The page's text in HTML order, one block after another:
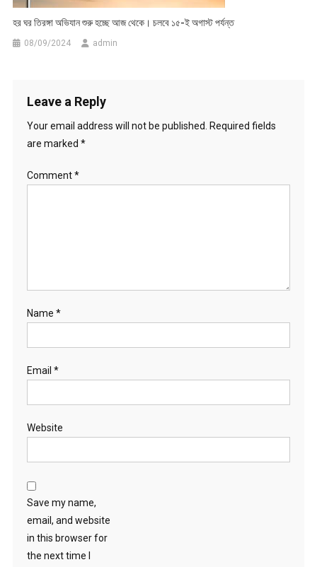
হর ঘর তিরঙ্গা অভিযান শুরু হচ্ছে আজ থেকে। চলবে ১৫-ই অগাস্ট পর্যন্ত
08/09/2024 admin
Leave a Reply
Your email address will not be published. Required fields
are marked *
Comment*
Name *
Email *
Website
Save my name,
email, and website
in this browser for
the next time I